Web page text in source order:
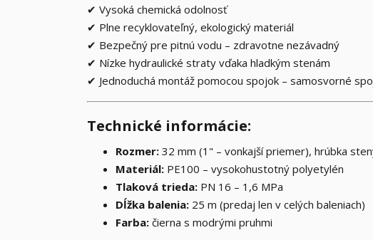
✔ Vysoká chemická odolnosť
✔ Plne recyklovateľný, ekologický materiál
✔ Bezpečný pre pitnú vodu – zdravotne nezávadný
✔ Nízke hydraulické straty vďaka hladkým stenám
✔ Jednoduchá montáž pomocou spojok – samosvorné
Technické informácie:
Rozmer: 32 mm (1" – vonkajší priemer), hrúbka
Materiál: PE100 – vysokohustotný polyetylén
Tlaková trieda: PN 16 – 1,6 MPa
Dĺžka balenia: 25 m (predaj len v celých baleniach)
Farba: čierna s modrými pruhmi